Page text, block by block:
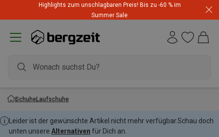
Highlights zum unschlagbaren Preis! Bis zu -60 % im
Summer Sale
SchuheLaufschuhe
Leider ist der gewünschte Artikel nicht mehr verfügbar.Schau doch
unten unsere Alternativen für Dich an.